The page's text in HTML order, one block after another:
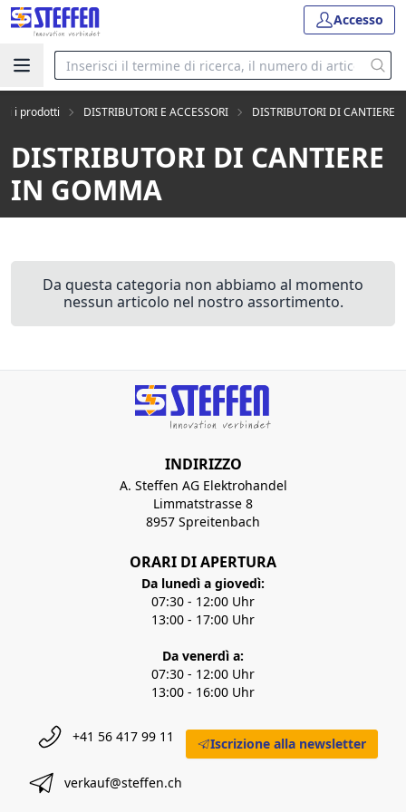
Accesso
i prodotti DISTRIBUTORI E ACCESSORI DISTRIBUTORI DI CANTIERE
DISTRIBUTORI DI CANTIERE
IN GOMMA
Da questa categoria non abbiamo al momento
nessun articolo nel nostro assortimento.
INDIRIZZO
A. Steffen AG Elektrohandel
Limmatstrasse 8
8957 Spreitenbach
ORARI DI APERTURA
Da lunedì a giovedì:
07:30 - 12:00 Uhr
13:00 - 17:00 Uhr
Da venerdì a:
07:30 - 12:00 Uhr
13:00 - 16:00 Uhr
+41 56 417 99 11
verkauf@steffen.ch
Iscrizione alla newsletter